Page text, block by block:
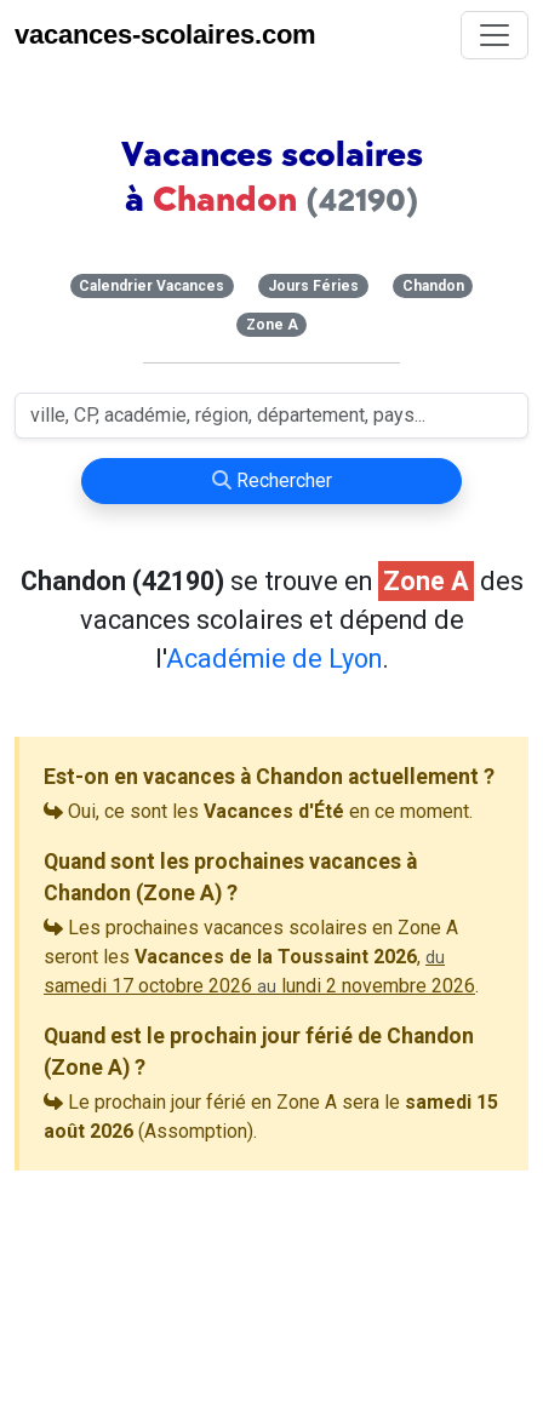
vacances-scolaires.com
Vacances scolaires
à Chandon (42190)
Calendrier Vacances Jours Féries Chandon
Zone A
Rechercher
Chandon (42190) se trouve en Zone A des
vacances scolaires et dépend de
l'Académie de Lyon.
Est-on en vacances à Chandon actuellement ?
Oui, ce sont les Vacances d'Été en ce moment.
Quand sont les prochaines vacances à
Chandon (Zone A) ?
Les prochaines vacances scolaires en Zone A
seront les Vacances de la Toussaint 2026, du
samedi 17 octobre 2026 au lundi 2 novembre 2026.
Quand est le prochain jour férié de Chandon
(Zone A) ?
Le prochain jour férié en Zone A sera le samedi 15
août 2026 (Assomption).